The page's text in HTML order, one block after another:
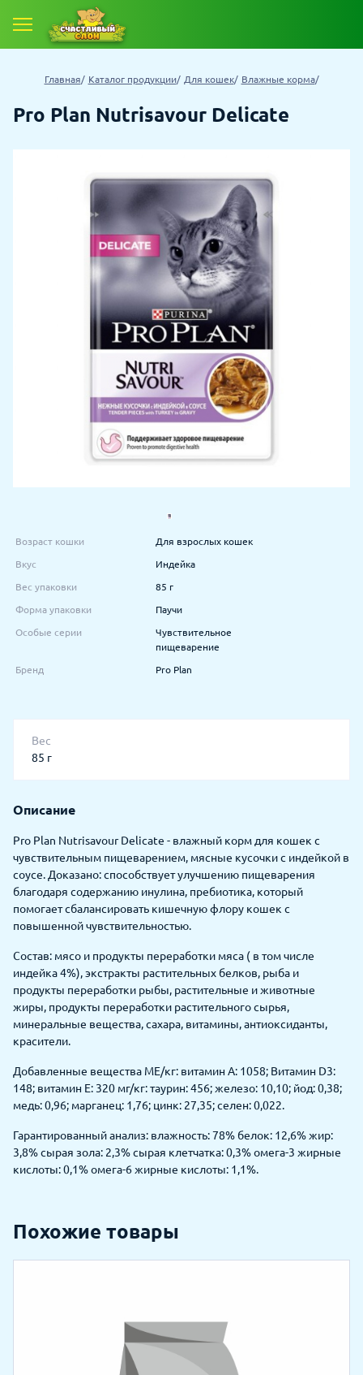
Главная Каталог продукции Для кошек Влажные корма
Pro Plan Nutrisavour Delicate
Возраст кошки Для взрослых кошек
Вкус Индейка
Вес упаковки 85 г
Форма упаковки Паучи
Особые серии
Чувствительное
пищеварение
Бренд Pro Plan
Вес
85 г
Описание
Pro Plan Nutrisavour Delicate - влажный корм для кошек с
чувствительным пищеварением, мясные кусочки с индейкой в
соусе. Доказано: способствует улучшению пищеварения
благодаря содержанию инулина, пребиотика, который
помогает сбалансировать кишечную флору кошек с
повышенной чувствительностью.
Состав: мясо и продукты переработки мяса ( в том числе
индейка 4%), экстракты растительных белков, рыба и
продукты переработки рыбы, растительные и животные
жиры, продукты переработки растительного сырья,
минеральные вещества, сахара, витамины, антиоксиданты,
красители.
Добавленные вещества МЕ/кг: витамин A: 1058; Витамин D3:
148; витамин E: 320 мг/кг: таурин: 456; железо: 10,10; йод: 0,38;
медь: 0,96; марганец: 1,76; цинк: 27,35; селен: 0,022.
Гарантированный анализ: влажность: 78% белок: 12,6% жир:
3,8% сырая зола: 2,3% сырая клетчатка: 0,3% омега-3 жирные
кислоты: 0,1% омега-6 жирные кислоты: 1,1%.
Похожие товары